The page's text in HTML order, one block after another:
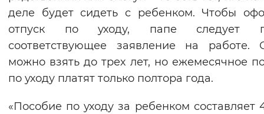
Изображения
Включены Выключены
Звуковой ассистент
Воспроизвести Остановить
деле будет сидеть с ребенком. Чтобы
отпуск по уходу, папе следует
соответствующее заявление на работе.
можно взять до трех лет, но ежемесячное
по уходу платят только полтора года.
«Пособие по уходу за ребенком составляет